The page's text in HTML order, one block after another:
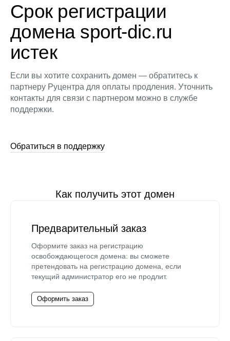
Срок регистрации
домена sport-dic.ru
истек
Если вы хотите сохранить домен — обратитесь к
партнеру Руцентра для оплаты продления. Уточнить
контакты для связи с партнером можно в службе
поддержки.
Обратиться в поддержку
Как получить этот домен
Предварительный заказ
Оформите заказ на регистрацию
освобождающегося домена: вы сможете
претендовать на регистрацию домена, если
текущий администратор его не продлит.
Оформить заказ